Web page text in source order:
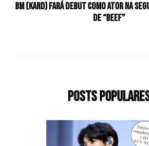
BM (KARD) fará debut como ator na
de “Beef”
Posts